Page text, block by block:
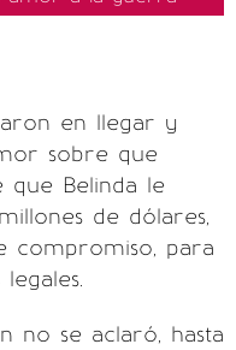
en llegar y
sobre que
Belinda le
de dólares,
compromiso, para
no se aclaró, hasta